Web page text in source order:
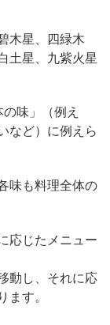
木星、四緑木
土星、九紫火星
味」（例え
など）に例えら
味も料理全体の
応じたメニュー
動し、それに応
ます。